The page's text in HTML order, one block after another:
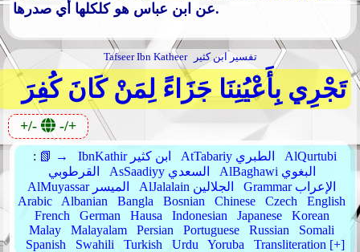
عن ابن عباس هو كلكلها أي صدرها.
Tafseer Ibn Katheer تفسير ابن كثير
تَجْرِي بِأَعْيُنِنَا جَزَاءً لِمَنْ كَانَ كُفِرَ
+/- -/+
: 📗 → IbnKathir ابن كثير AtTabariy الطبري
AlQurtubi
القرطوبي
AsSaadiyy السعدي
AlBaghawi البغوي
AlMuyassar الميسر
AlJalalain الجلالين
Grammar الإعراب
Arabic
Albanian Bangla Bosnian Chinese Czech
English
French
German Hausa Indonesian Japanese
Korean
Malay
Malayalam Persian Portuguese Russian
Somali
Spanish
Swahili Turkish Urdu Yoruba Transliteration [+]